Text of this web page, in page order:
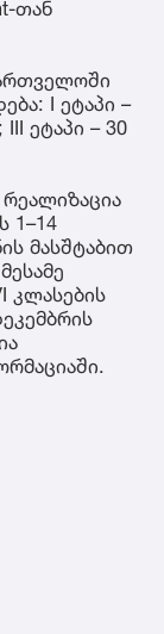
თან
I ეტაპი –
ეტაპი – 30
1–14
მასშტაბით
კლასების